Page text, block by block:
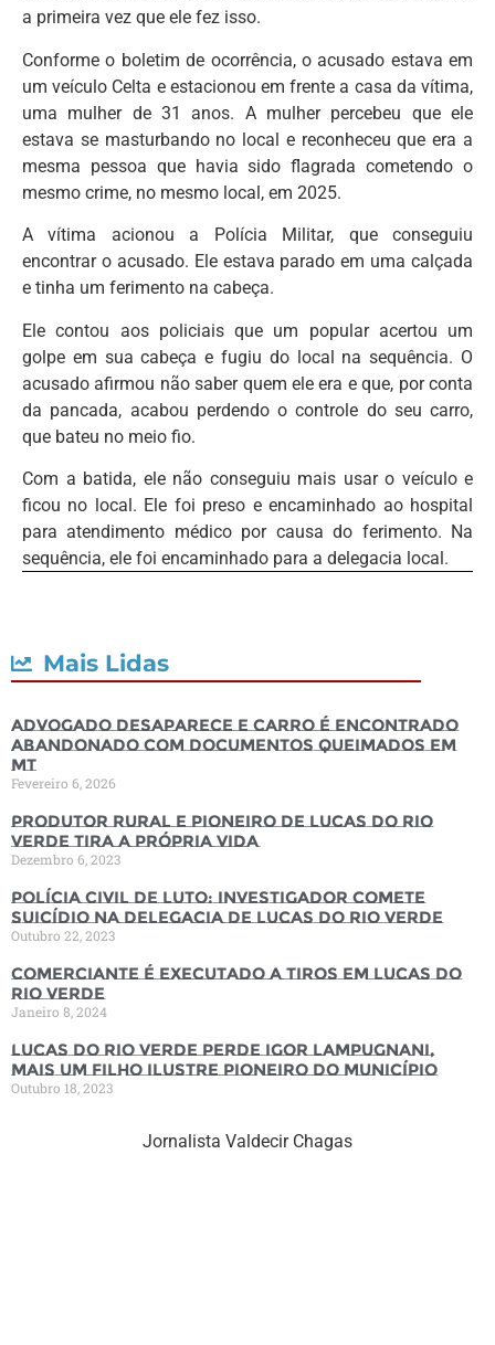
a primeira vez que ele fez isso.
Conforme o boletim de ocorrência, o acusado estava em
um veículo Celta e estacionou em frente a casa da vítima,
uma mulher de 31 anos. A mulher percebeu que ele
estava se masturbando no local e reconheceu que era a
mesma pessoa que havia sido flagrada cometendo o
mesmo crime, no mesmo local, em 2025.
A vítima acionou a Polícia Militar, que conseguiu
encontrar o acusado. Ele estava parado em uma calçada
e tinha um ferimento na cabeça.
Ele contou aos policiais que um popular acertou um
golpe em sua cabeça e fugiu do local na sequência. O
acusado afirmou não saber quem ele era e que, por conta
da pancada, acabou perdendo o controle do seu carro,
que bateu no meio fio.
Com a batida, ele não conseguiu mais usar o veículo e
ficou no local. Ele foi preso e encaminhado ao hospital
para atendimento médico por causa do ferimento. Na
sequência, ele foi encaminhado para a delegacia local.
Mais Lidas
Advogado desaparece e carro é encontrado
abandonado com documentos queimados em
MT
Fevereiro 6, 2026
Produtor rural e pioneiro de Lucas do Rio
Verde tira a própria vida
Dezembro 6, 2023
Polícia Civil de luto: Investigador comete
suicídio na Delegacia de Lucas do Rio Verde
Outubro 22, 2023
Comerciante é executado a tiros em Lucas do
Rio Verde
Janeiro 8, 2024
Lucas do Rio Verde perde Igor Lampugnani,
mais um filho ilustre pioneiro do município
Outubro 18, 2023
Jornalista Valdecir Chagas